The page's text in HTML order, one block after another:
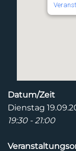
Datum/Zeit
Dienstag
19:30 - 21:00